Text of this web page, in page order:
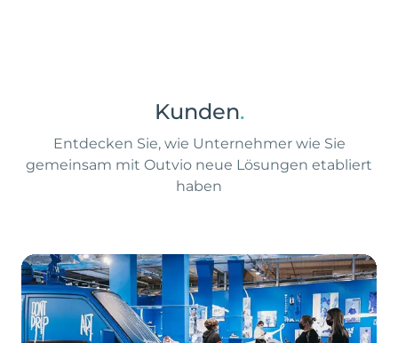
Kunden.
Entdecken Sie, wie Unternehmer wie Sie
gemeinsam mit Outvio neue Lösungen etabliert
haben